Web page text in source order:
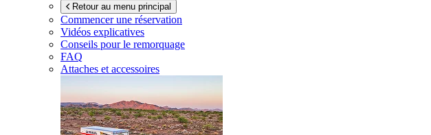
Retour au menu principal
Commencer une réservation
Vidéos explicatives
Conseils pour le remorquage
FAQ
Attaches et accessoires